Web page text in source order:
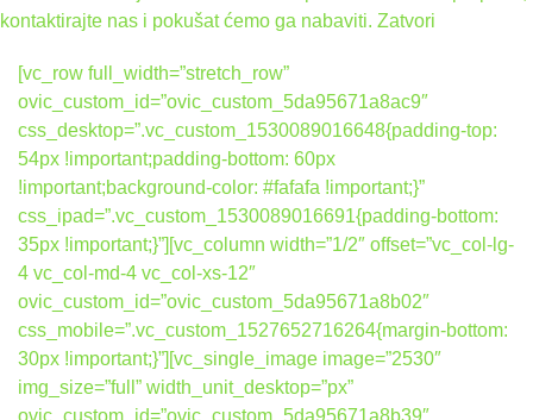
kontaktirajte nas i pokušat ćemo ga nabaviti. Zatvori
[vc_row full_width=”stretch_row”
ovic_custom_id=”ovic_custom_5da95671a8ac9″
css_desktop=”.vc_custom_1530089016648{padding-top:
54px !important;padding-bottom: 60px
!important;background-color: #fafafa !important;}”
css_ipad=”.vc_custom_1530089016691{padding-bottom:
35px !important;}”][vc_column width=”1/2″ offset=”vc_col-lg-
4 vc_col-md-4 vc_col-xs-12″
ovic_custom_id=”ovic_custom_5da95671a8b02″
css_mobile=”.vc_custom_1527652716264{margin-bottom:
30px !important;}”][vc_single_image image=”2530″
img_size=”full” width_unit_desktop=”px”
ovic_custom_id=”ovic_custom_5da95671a8b39″